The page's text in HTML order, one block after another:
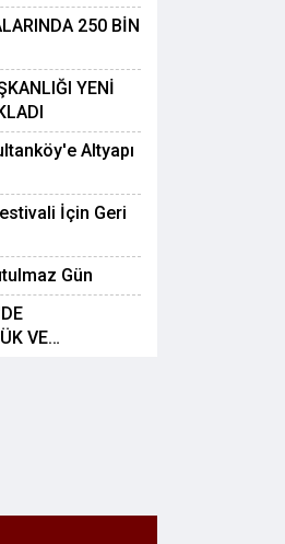
250 BİN
YENİ
Altyapı
İçin Geri
Gün
VE